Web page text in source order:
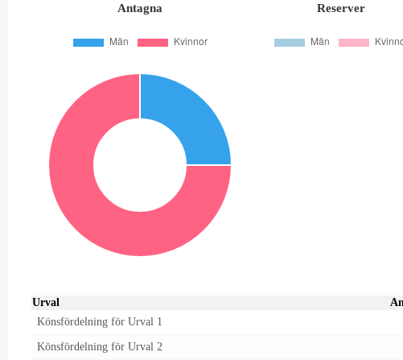
Antagna Reserver
Urval
Könsfördelning för Urval 1
Könsfördelning för Urval 2